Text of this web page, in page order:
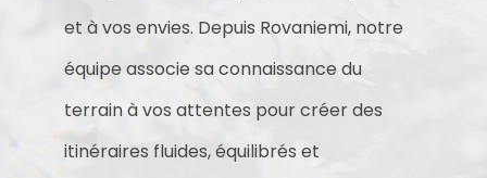
et à vos envies. Depuis Rovaniemi, notre
équipe associe sa connaissance du
terrain à vos attentes pour créer des
itinéraires fluides, équilibrés et